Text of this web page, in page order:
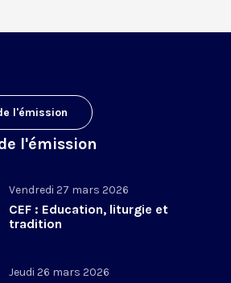
l'émission
l'émission
Vendredi 27 mars 2026
CEF : Education, liturgie et
tradition
Jeudi 26 mars 2026